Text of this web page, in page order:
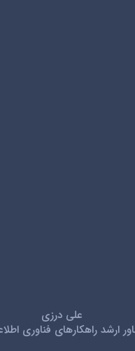
علی درزی
ارشد راهکارهای فناوری